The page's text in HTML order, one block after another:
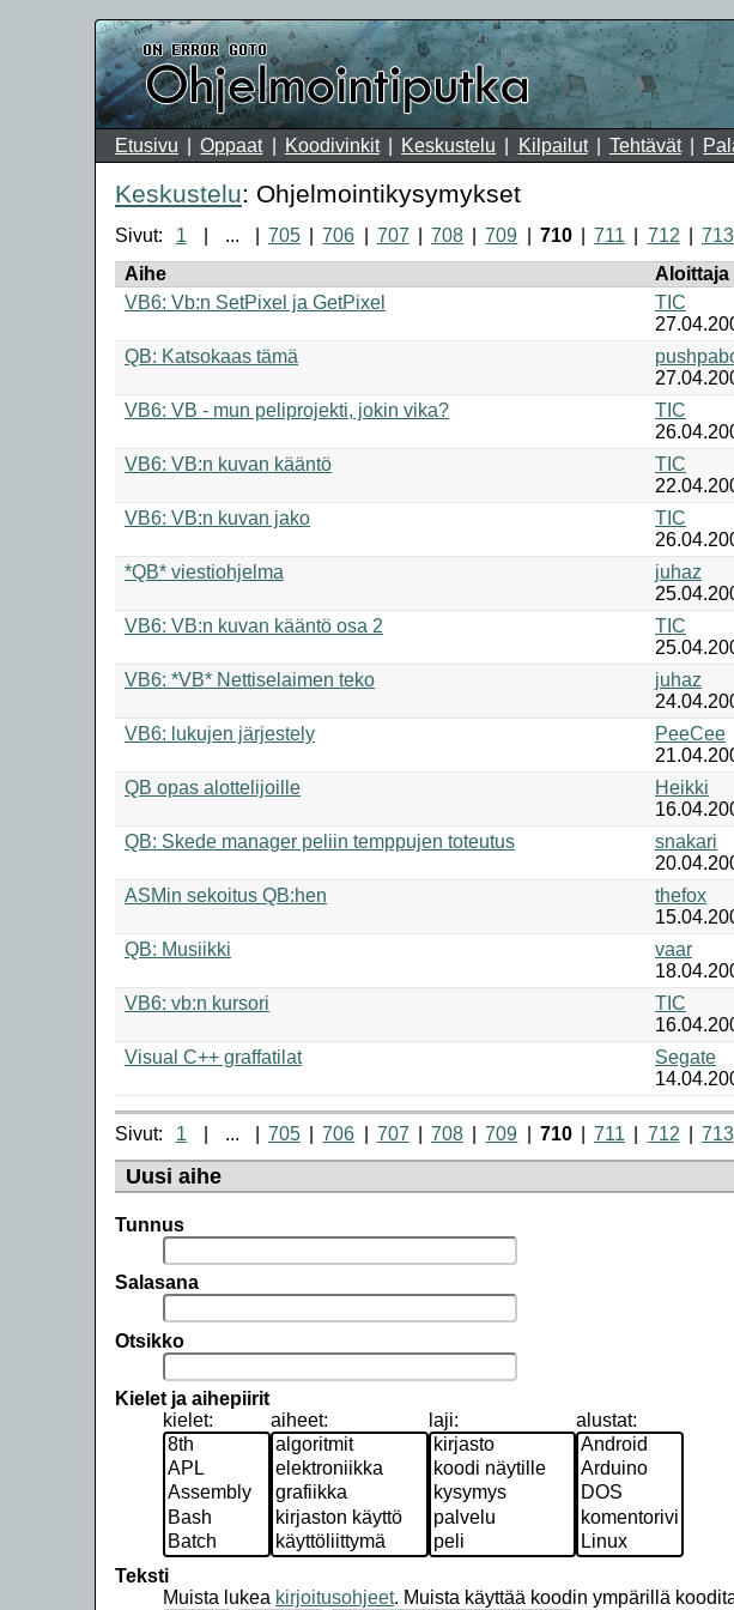
Etusivu Oppaat Koodivinkit Keskustelu Kilpailut Tehtävät
Keskustelu: Ohjelmointikysymykset
Sivut: 1 ... 705 706 707 708 709 710 711 712
713
Aihe
Aloittaja
VB6: Vb:n SetPixel ja GetPixel
TIC
QB: Katsokaas tämä
VB6: VB - mun peliprojekti, jokin vika?
TIC
VB6: VB:n kuvan kääntö
TIC
VB6: VB:n kuvan jako
TIC
*QB* viestiohjelma
juhaz
VB6: VB:n kuvan kääntö osa 2
TIC
VB6: *VB* Nettiselaimen teko
juhaz
VB6: lukujen järjestely
PeeCee
QB opas alottelijoille
Heikki
QB: Skede manager peliin temppujen toteutus
snakari
ASMin sekoitus QB:hen
thefox
QB: Musiikki
vaar
VB6: vb:n kursori
TIC
Visual C++ graffatilat
Segate
Sivut: 1 ... 705 706 707 708 709 710 711 712 713
Uusi aihe
Tunnus
Salasana
Otsikko
Kielet ja aihepiirit
kielet:
aiheet: laji: alustat:
Teksti
Muista lukea kirjoitusohjeet. Muista käyttää koodin ympärillä